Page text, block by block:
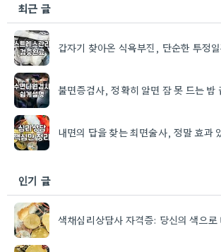
최근 글
갑자기 찾아온 식욕부진, 단순한 투정
불면증검사, 정확히 알면 잠 못 드는 밤
내면의 답을 찾는 최면술사, 정말 효과
인기 글
색채심리상담사 자격증: 당신의 색으로